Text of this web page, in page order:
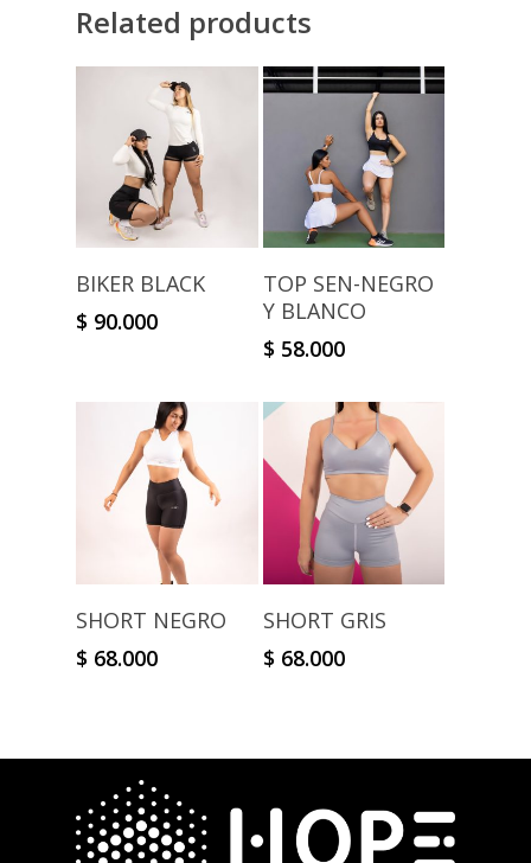
Related products
Select Options
BIKER BLACK
$ 90.000
Select Options
TOP SEN-NEGRO
Y BLANCO
$ 58.000
Select Options
SHORT NEGRO
$ 68.000
Select Options
SHORT GRIS
$ 68.000